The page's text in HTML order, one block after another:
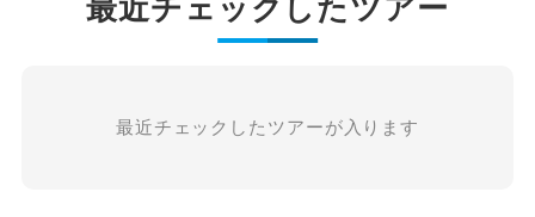
最近チェックしたツアー
最近チェックしたツアーが入ります